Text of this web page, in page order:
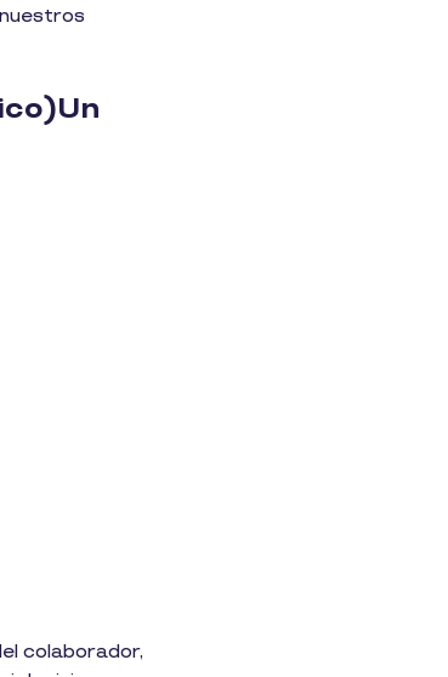
colaborador,